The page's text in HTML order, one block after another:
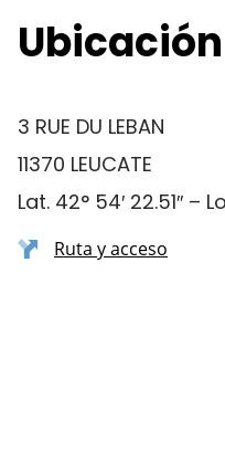
Ubicación
3 RUE DU LEBAN
11370 LEUCATE
Lat. 42° 54′ 22.51″ –
Ruta y acceso